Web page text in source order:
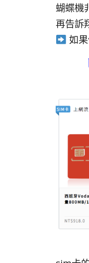
蝴蝶機
再告訴
如